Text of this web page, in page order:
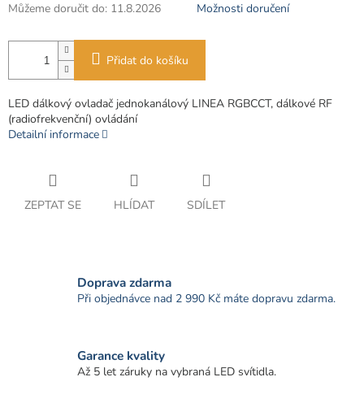
Můžeme doručit do: 11.8.2026 Možnosti doručení
Přidat do košíku
LED dálkový ovladač jednokanálový LINEA RGBCCT, dálkové RF
(radiofrekvenční) ovládání
Detailní informace
ZEPTAT SE HLÍDAT SDÍLET
Doprava zdarma
Při objednávce nad 2 990 Kč máte dopravu zdarma.
Garance kvality
Až 5 let záruky na vybraná LED svítidla.